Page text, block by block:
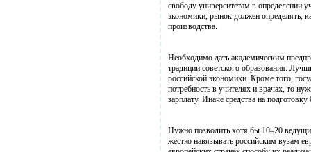
свободу университетам в определении
экономики, рынок должен определять,
производства.
Необходимо дать академическим
традиции советского образования.
российской экономики. Кроме того,
потребность в учителях и врачах, то
зарплату. Иначе средства на
Нужно позволить хотя бы 10–20
жестко навязывать российским вузам